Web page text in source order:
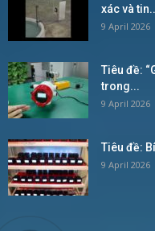
xác và
9 April 2026
Tiêu đề:
trong...
9 April 2026
Tiêu đề:
9 April 2026